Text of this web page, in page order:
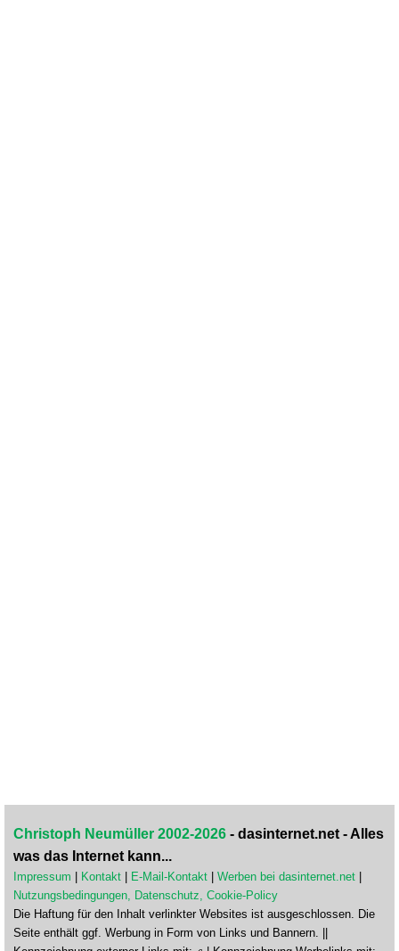
Christoph Neumüller 2002-2026 - dasinternet.net - Alles
was das Internet kann...
Impressum | Kontakt | E-Mail-Kontakt | Werben bei dasinternet.net |
Nutzungsbedingungen, Datenschutz, Cookie-Policy
Die Haftung für den Inhalt verlinkter Websites ist ausgeschlossen. Die
Seite enthält ggf. Werbung in Form von Links und Bannern. ||